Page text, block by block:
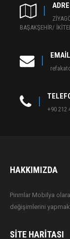
BAŞAKŞEHİR/
EMAIL
+90 212
HAKKIMIZDA
Pırımlar Mobilya
değişimlerini
SITE HARITASI